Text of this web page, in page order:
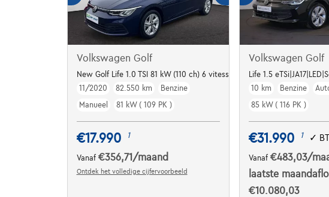
Volkswagen Golf
New Golf Life 1.0 TSI 81 kW (110 ch) 6 vitesses manuel
11/2020
82.550 km
Benzine
Manueel
81 kW ( 109 PK )
€17.990 1
Vanaf €356,71 /maand
Ontdek het volledige cijfervoorbeeld
Volkswagen Golf
Life 1.5
10 km
Benzine
85 kW ( 116 PK )
€31.990 1 ✓
Vanaf€483,03/
laatste
€10.080,03